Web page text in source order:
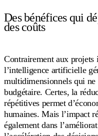
Des bénéfices qui
des coûts
Contrairement aux
l’intelligence artificielle
multidimensionnels qui
budgétaire. Certes, la
répétitives permet
humaines. Mais l’impact
également dans